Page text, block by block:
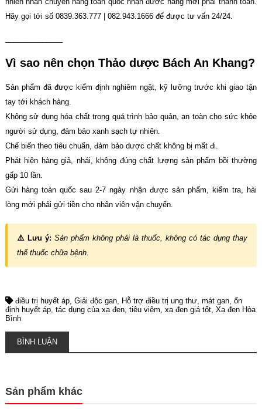
Hãy gọi tới số 0839.363.777 | 082.943.1666 để được tư vấn 24/24.
Vì sao nên chọn Thảo dược Bách An Khang?
Sản phẩm đã được kiểm định nghiêm ngặt, kỹ lưỡng trước khi giao tận
tay tới khách hàng.
Không sử dụng hóa chất trong quá trình bảo quản, an toàn cho sức khỏe
người sử dụng, đảm bảo xanh sạch tự nhiên.
Chế biến theo tiêu chuẩn, đảm bảo dược chất không bị mất đi.
Phát hiện hàng giả, nhái, không đúng chất lượng sản phẩm bồi thường
gấp 10 lần.
Gửi hàng toàn quốc sau 2-7 ngày nhận được sản phẩm, kiểm tra, hài
lòng mới phải gửi tiền cho nhân viên vận chuyển.
⚠️ Lưu ý: Sản phẩm không phải là thuốc, không có tác dụng thay
thế thuốc chữa bệnh.
điều trị huyết áp Giải độc gan Hỗ trợ điều trị ung thư mát gan ổn
định huyết áp tác dụng của xạ đen tiêu viêm xạ đen giá tốt Xạ đen Hòa
Bình
BÌNH LUẬN
Sản phẩm khác